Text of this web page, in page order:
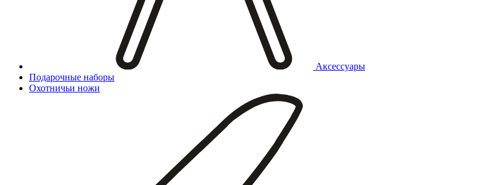
Аксессуары
Подарочные наборы
Охотничьи ножи